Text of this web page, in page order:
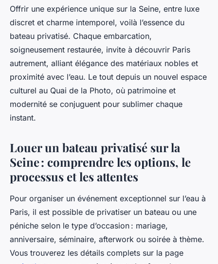
Bateau privatisé sur la Seine :
l'élégance au fil de l'eau
Pauline•23 mai 2025•5 min de lecture
Offrir une expérience unique sur la Seine, entre luxe
discret et charme intemporel, voilà l’essence du
bateau privatisé. Chaque embarcation,
soigneusement restaurée, invite à découvrir Paris
autrement, alliant élégance des matériaux nobles et
proximité avec l’eau. Le tout depuis un nouvel espace
culturel au Quai de la Photo, où patrimoine et
modernité se conjuguent pour sublimer chaque
instant.
Louer un bateau privatisé sur la
Seine : comprendre les options, le
processus et les attentes
Pour organiser un événement exceptionnel sur l’eau à
Paris, il est possible de privatiser un bateau ou une
péniche selon le type d’occasion : mariage,
anniversaire, séminaire, afterwork ou soirée à thème.
Vous trouverez les détails complets sur la page